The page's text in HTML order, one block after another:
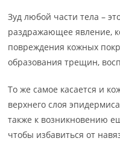
Зуд любой части тела –
раздражающее явление,
повреждения кожных
образования трещин,
То же самое касается и
верхнего слоя
также к возникновению
чтобы избавиться от